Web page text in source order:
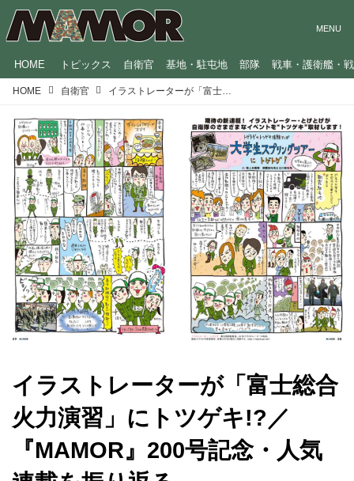
HOME トピックス 自衛官 基地・駐屯地 部隊 戦車・護衛艦・
HOME 自衛官
イラストレーターが「富士総合
火力演習」にトツゲキ!?／
『MAMOR』200号記念・人気